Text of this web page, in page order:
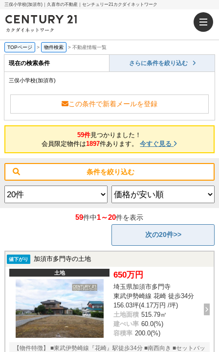
三俣小学校(加須市)｜久喜市の不動産｜センチュリー21カクダイネットワーク
TOPページ > 物件検索 > 不動産情報一覧
現在の検索条件 さらに条件を絞り込む
三俣小学校(加須市)
この条件で新着メールを登録
59件見つかりました！
会員限定物件は1897件あります。今すぐ見る
条件を絞り込む
59件中1～20件を表示
次の20件>>
値下がり 加須市多門寺の土地
土地 650万円
埼玉県加須市多門寺
東武伊勢崎線 花崎 徒歩34分
156.03坪(4.17万円 /坪)
土地面積 515.79㎡
建ぺい率 60.0(%)
容積率 200.0(%)
【物件特徴】 ■東武伊勢崎線『花崎』駅徒歩34分 ■南西向き ■セットバッ